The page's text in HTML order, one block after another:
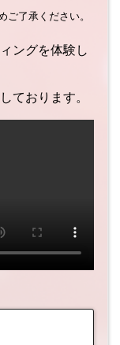
了承ください。
ングを体験し
ております。